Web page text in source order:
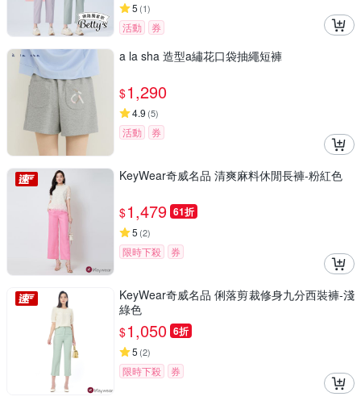
5 (1)
活動 券
a la sha 造型a繡花口袋抽繩短褲
$1,290
4.9 (5)
活動 券
KeyWear奇威名品 清爽麻料休閒長褲-粉紅色
$1,479 61折
5 (2)
限時下殺 券
KeyWear奇威名品 俐落剪裁修身九分西裝褲-淺
綠色
$1,050 6折
5 (2)
限時下殺 券